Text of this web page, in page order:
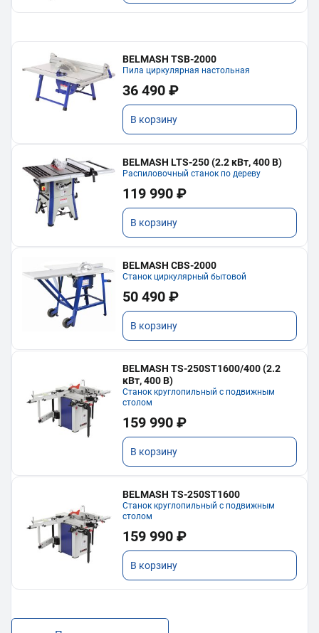
BELMASH TSB-2000
Пила циркулярная настольная
36 490 ₽
В корзину
BELMASH LTS-250 (2.2 кВт, 400 В)
Распиловочный станок по дереву
119 990 ₽
В корзину
BELMASH CBS-2000
Станок циркулярный бытовой
50 490 ₽
В корзину
BELMASH TS-250ST1600/400 (2.2
кВт, 400 В)
Станок круглопильный с подвижным
столом
159 990 ₽
В корзину
BELMASH TS-250ST1600
Станок круглопильный с подвижным
столом
159 990 ₽
В корзину